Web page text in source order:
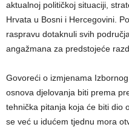
aktualnoj političkoj situaciji,
Hrvata u Bosni i Hercegovini.
raspravu dotaknuli svih
angažmana za predstojeće
Govoreći o izmjenama
osnova djelovanja biti prema
tehnička pitanja koja će biti dio
se već u idućem tjednu mora